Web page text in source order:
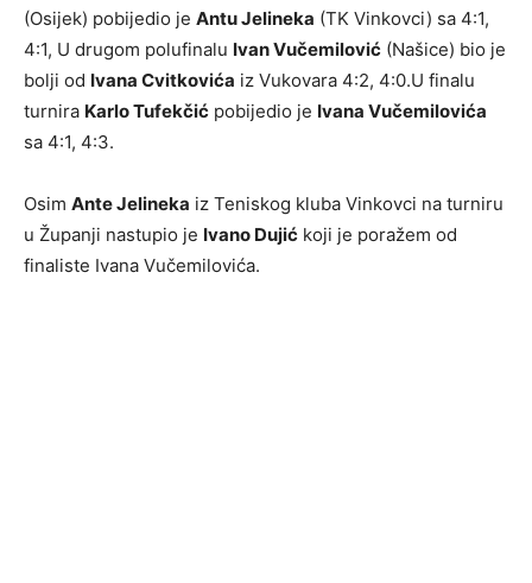
(Osijek) pobijedio je Antu Jelineka (TK Vinkovci) sa 4:1,
4:1, U drugom polufinalu Ivan Vučemilović (Našice) bio je
bolji od Ivana Cvitkovića iz Vukovara 4:2, 4:0.U finalu
turnira Karlo Tufekčić pobijedio je Ivana Vučemilovića
sa 4:1, 4:3.
Osim Ante Jelineka iz Teniskog kluba Vinkovci na turniru
u Županji nastupio je Ivano Dujić koji je poražem od
finaliste Ivana Vučemilovića.